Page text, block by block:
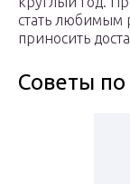
стать любимым
приносить
Советы по